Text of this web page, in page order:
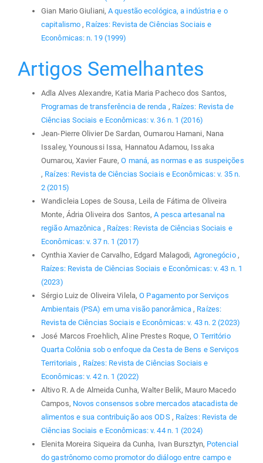
Gian Mario Giuliani,A questão ecológica, a indústria e o
capitalismo , Raízes: Revista de Ciências Sociais e
Econômicas: n. 19 (1999)
Artigos Semelhantes
Adla Alves Alexandre, Katia Maria Pacheco dos Santos,
Programas de transferência de renda , Raízes: Revista de
Ciências Sociais e Econômicas: v. 36 n. 1 (2016)
Jean-Pierre Olivier De Sardan, Oumarou Hamani, Nana
Issaley, Younoussi Issa, Hannatou Adamou, Issaka
Oumarou, Xavier Faure,O maná, as normas e as suspeições
, Raízes: Revista de Ciências Sociais e Econômicas: v. 35 n.
2 (2015)
Wandicleia Lopes de Sousa, Leila de Fátima de Oliveira
Monte, Ádria Oliveira dos Santos,A pesca artesanal na
região Amazônica , Raízes: Revista de Ciências Sociais e
Econômicas: v. 37 n. 1 (2017)
Cynthia Xavier de Carvalho, Edgard Malagodi, Agronegócio ,
Raízes: Revista de Ciências Sociais e Econômicas: v. 43 n. 1
(2023)
Sérgio Luiz de Oliveira Vilela,O Pagamento por Serviços
Ambientais (PSA) em uma visão panorâmica, Raízes:
Revista de Ciências Sociais e Econômicas: v. 43 n. 2 (2023)
José Marcos Froehlich, Aline Prestes Roque,O Território
Quarta Colônia sob o enfoque da Cesta de Bens e Serviços
Territoriais, Raízes: Revista de Ciências Sociais e
Econômicas: v. 42 n. 1 (2022)
Altivo R. A de Almeida Cunha, Walter Belik, Mauro Macedo
Campos, Novos consensos sobre mercados atacadista de
alimentos e sua contribuição aos ODS , Raízes: Revista de
Ciências Sociais e Econômicas: v. 44 n. 1 (2024)
Elenita Moreira Siqueira da Cunha, Ivan Bursztyn, Potencial
do gastrônomo como promotor do diálogo entre campo e